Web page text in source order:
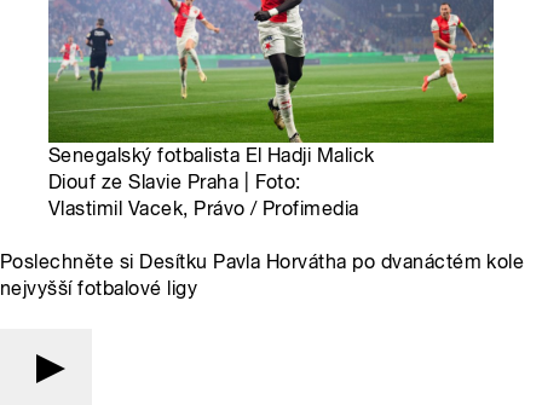
Senegalský fotbalista El Hadji Malick
Diouf ze Slavie Praha | Foto:
Vlastimil Vacek, Právo / Profimedia
Poslechněte si Desítku Pavla Horvátha po dvanáctém kole
nejvyšší fotbalové ligy